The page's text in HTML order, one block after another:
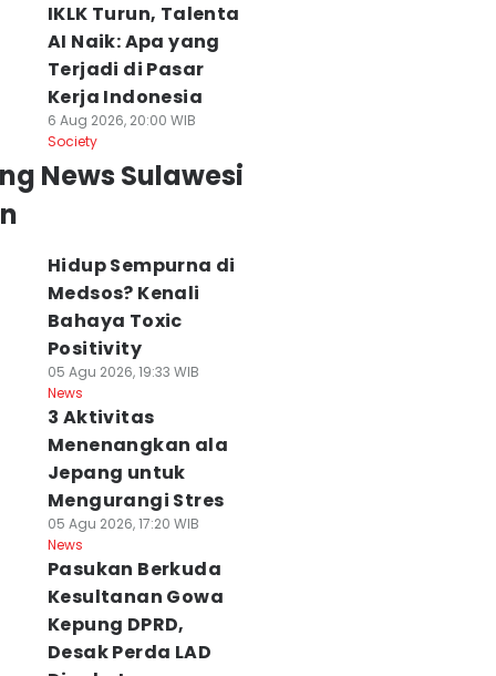
IKLK Turun, Talenta
AI Naik: Apa yang
Terjadi di Pasar
Kerja Indonesia
6 Aug 2026, 20:00 WIB
Society
News Sulawesi
Hidup Sempurna di
Medsos? Kenali
Bahaya Toxic
Positivity
05 Agu 2026, 19:33 WIB
News
3 Aktivitas
Menenangkan ala
Jepang untuk
Mengurangi Stres
05 Agu 2026, 17:20 WIB
News
Pasukan Berkuda
Kesultanan Gowa
Kepung DPRD,
Desak Perda LAD